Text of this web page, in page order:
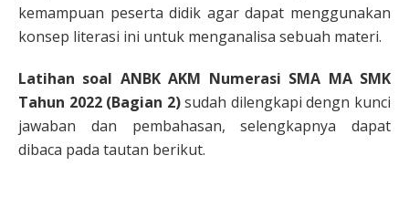
kemampuan peserta didik agar dapat menggunakan
konsep literasi ini untuk menganalisa sebuah materi.
Latihan soal ANBK AKM Numerasi SMA MA SMK
Tahun 2022 (Bagian 2)sudah dilengkapi dengn kunci
jawaban dan pembahasan, selengkapnya dapat
dibaca pada tautan berikut.